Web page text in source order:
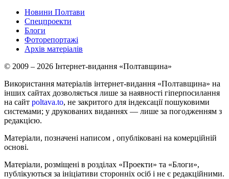
Новини Полтави
Спецпроекти
Блоги
Фоторепортажі
Архів матеріалів
© 2009 – 2026 Інтернет-видання «Полтавщина»
Використання матеріалів інтернет-видання «Полтавщина» на
інших сайтах дозволяється лише за наявності гіперпосилання
на сайт poltava.to, не закритого для індексації пошуковими
системами; у друкованих виданнях — лише за погодженням з
редакцією.
Матеріали, позначені написом , опубліковані на комерційній
основі.
Матеріали, розміщені в розділах «Проекти» та «Блоги»,
публікуються за ініціативи сторонніх осіб і не є редакційними.